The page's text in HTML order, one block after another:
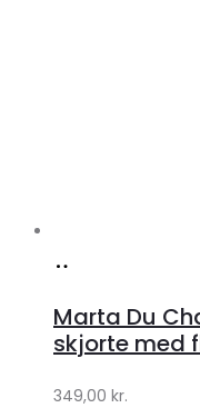
Klædeskabet.dk
Marta Du
skjorte med
349,00 kr.